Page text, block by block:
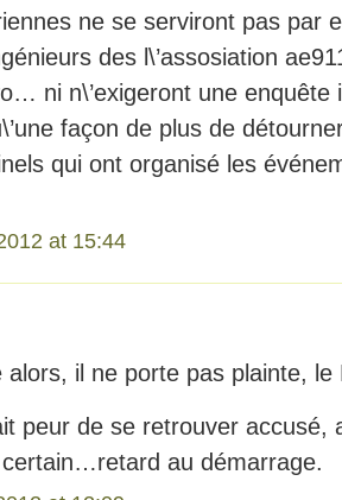
ne se serviront pas par
des l\’assosiation
ni n\’exigeront une
façon de plus de
qui ont organisé les
at 15:44
alors, il ne porte pas plainte, le
peur de se retrouver accusé,
certain…retard au démarrage.